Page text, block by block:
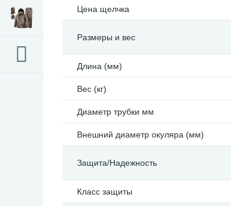
Цена щелчка
Размеры и вес
Длина (мм)
Вес (кг)
Диаметр трубки мм
Внешний диаметр окуляра (мм)
Защита/Надежность
Класс защиты